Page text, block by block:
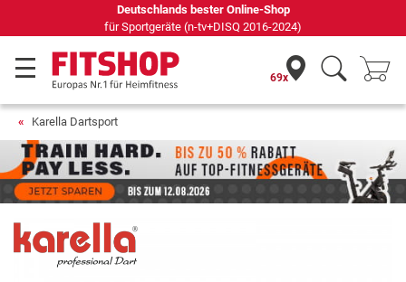
Deutschlands bester Online-Shop
für Sportgeräte (n-tv+DISQ 2016-2024)
69x
Karella Dartsport